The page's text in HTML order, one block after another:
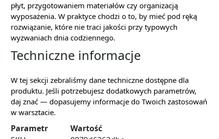
płyt, przygotowaniem materiałów czy organizacją
wyposażenia. W praktyce chodzi o to, by mieć pod ręką
rozwiązanie, które nie traci jakości przy typowych
wyzwaniach dnia codziennego.
Techniczne informacje
W tej sekcji zebraliśmy dane techniczne dostępne dla
produktu. Jeśli potrzebujesz dodatkowych parametrów,
daj znać — dopasujemy informacje do Twoich zastosowań
w warsztacie.
Parametr
Wartość